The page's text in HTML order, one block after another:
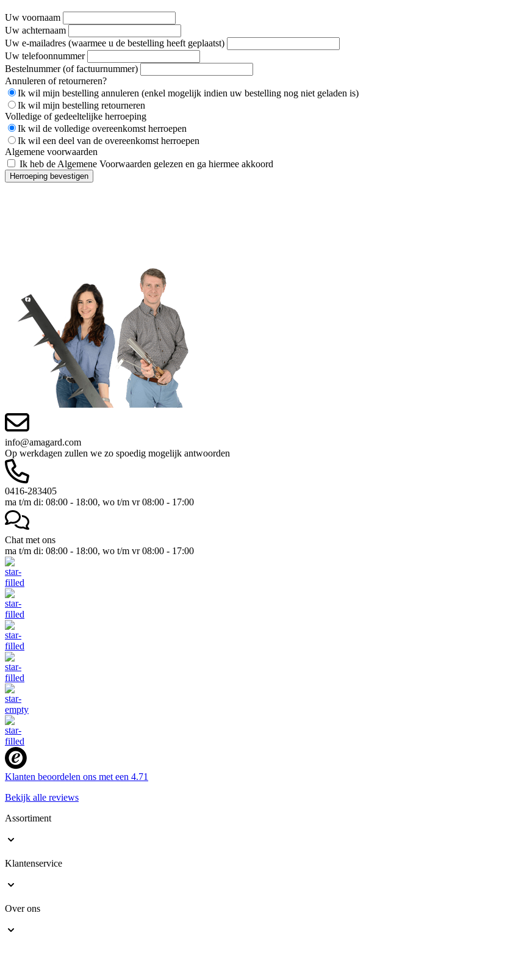
Uw voornaam
Uw achternaam
Uw e-mailadres (waarmee u de bestelling heeft geplaatst)
Uw telefoonnummer
Bestelnummer (of factuurnummer)
Annuleren of retourneren?
Ik wil mijn bestelling annuleren (enkel mogelijk indien uw bestelling nog niet geladen is)
Ik wil mijn bestelling retourneren
Volledige of gedeeltelijke herroeping
Ik wil de volledige overeenkomst herroepen
Ik wil een deel van de overeenkomst herroepen
Algemene voorwaarden
Ik heb de Algemene Voorwaarden gelezen en ga hiermee akkoord
Herroeping bevestigen
info@amagard.com
Op werkdagen zullen we zo spoedig mogelijk antwoorden
0416-283405
ma t/m di: 08:00 - 18:00, wo t/m vr 08:00 - 17:00
Chat met ons
ma t/m di: 08:00 - 18:00, wo t/m vr 08:00 - 17:00
Klanten beoordelen ons met een 4.71
Bekijk alle reviews
Assortiment
Klantenservice
Over ons